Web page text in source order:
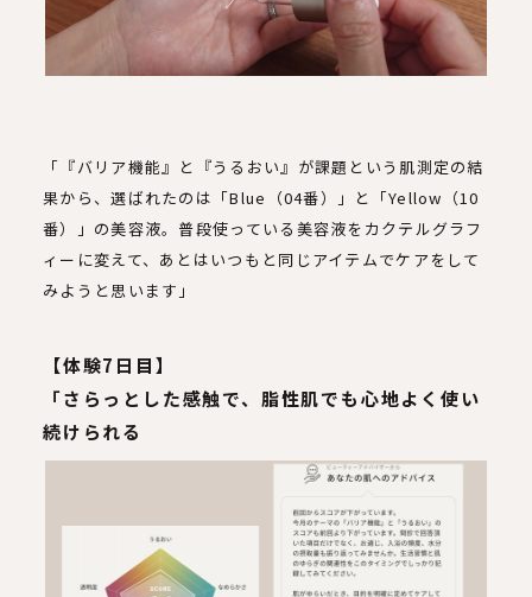
「『バリア機能』と『うるおい』が課題という肌測定の結
果から、選ばれたのは「Blue（04番）」と「Yellow（10
番）」の美容液。普段使っている美容液をカクテルグラフ
ィーに変えて、あとはいつもと同じアイテムでケアをして
みようと思います」
【体験7日目】
「さらっとした感触で、脂性肌でも心地よく使い
続けられる